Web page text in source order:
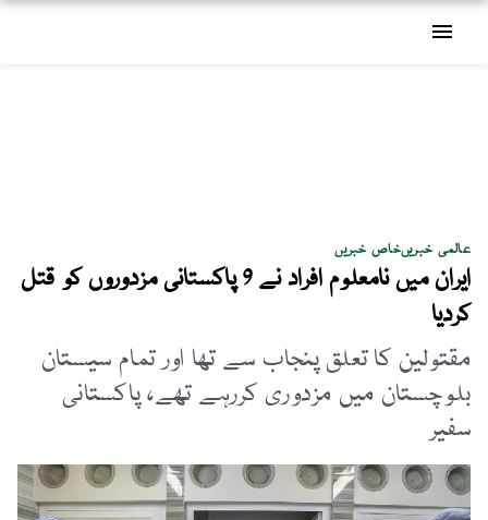
menu
عالمی خبریںخاص خبریں
ایران میں نامعلوم افراد نے 9 پاکستانی مزدوروں کو قتل
کردیا
مقتولین کا تعلق پنجاب سے تھا اور تمام سیستان
بلوچستان میں مزدوری کررہے تھے، پاکستانی
سفیر